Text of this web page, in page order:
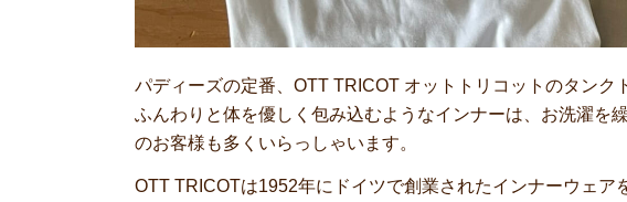
パディーズの定番、OTT TRICOT オットトリコットのタンク
ふんわりと体を優しく包み込むようなインナーは、お洗濯を
のお客様も多くいらっしゃいます。
OTT TRICOTは1952年にドイツで創業されたインナーウェア